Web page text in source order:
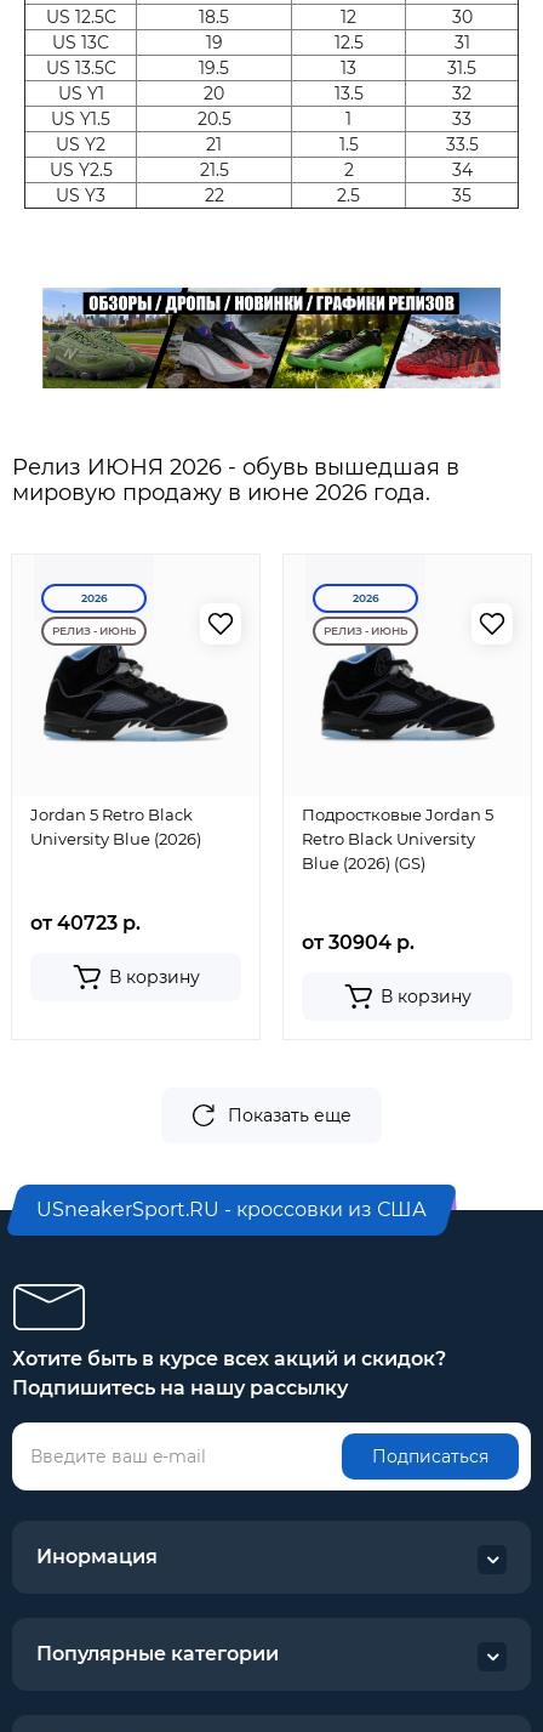
US 12.5C
18.5 12
30
US 13C
19 12.5
31
US 13.5C
19.5 13
31.5
US Y1
20 13.5
32
US Y1.5
20.5 1
33
US Y2
21 1.5
33.5
US Y2.5
21.5 2
34
US Y3
22 2.5 35
Релиз ИЮНЯ 2026 - обувь вышедшая в
мировую продажу в июне 2026 года.
2026
РЕЛИЗ - ИЮНЬ
Jordan 5 Retro Black
University Blue (2026)
от 40723 р.
В корзину
2026
РЕЛИЗ - ИЮНЬ
Подростковые Jordan 5
Retro Black University
Blue (2026) (GS)
от 30904 р.
В корзину
Показать еще
USneakerSport.RU - кроссовки из США
Хотите быть в курсе всех акций и скидок?
Подпишитесь на нашу рассылку
Подписаться
Инормация
Популярные категории